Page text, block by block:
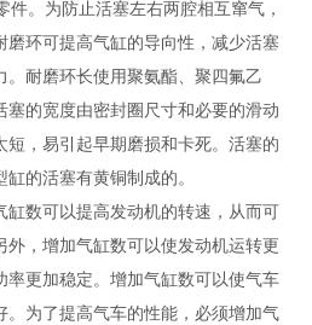
件。为防止活塞左右两腔相互窜气，
磨环可提高气缸的导向性，减少活塞
。耐磨环长使用聚氨酯、聚四氟乙
塞的宽度由密封圈尺寸和必要的滑动
短，易引起早期磨损和卡死。活塞的
的活塞有黄铜制成的。
缸数可以提高发动机的转速，从而可
外，增加气缸数可以使发动机运转更
率更加稳定。增加气缸数可以使气车
。为了提高气车的性能，必须增加气